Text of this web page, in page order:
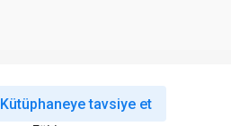
Kütüphaneye tavsiye et